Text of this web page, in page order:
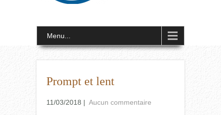
Menu...
Prompt et lent
11/03/2018 | Aucun commentaire